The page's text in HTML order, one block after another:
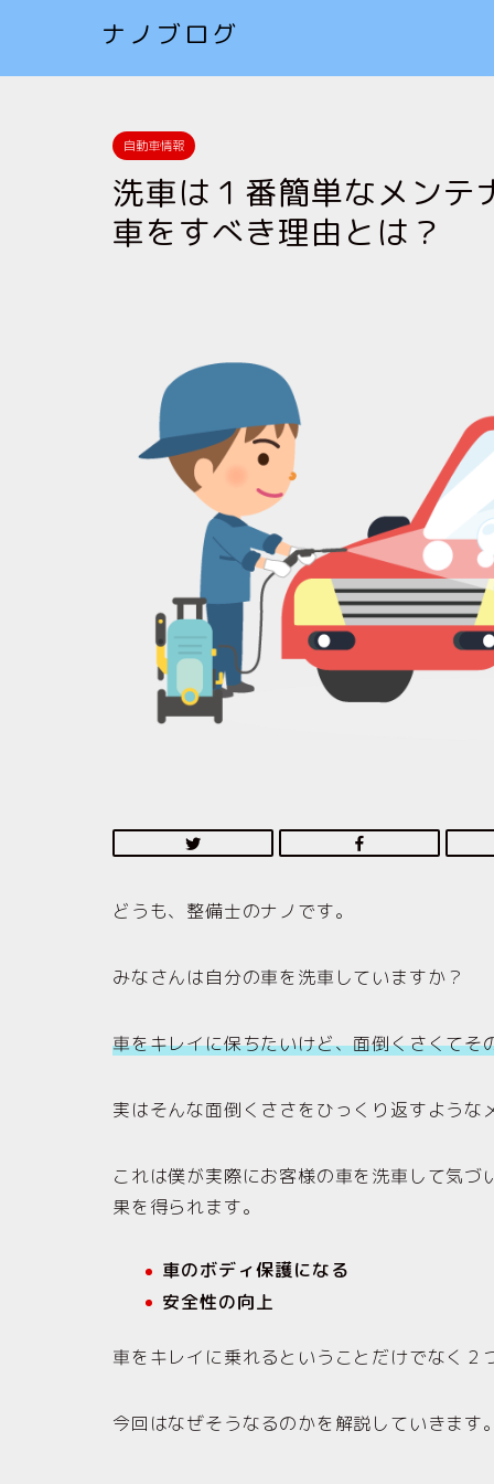
ナノブログ
自動車情報
洗車は１番簡単なメンテ
車をすべき理由とは？
どうも、整備士のナノです。
みなさんは自分の車を洗車していますか？
車をキレイに保ちたいけど、面倒くさくてそ
実はそんな面倒くささをひっくり返すような
これは僕が実際にお客様の車を洗車して気
果を得られます。
車のボディ保護になる
安全性の向上
車をキレイに乗れるということだけでなく２
今回はなぜそうなるのかを解説していきます